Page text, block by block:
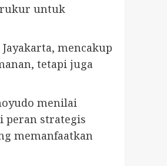
untuk
mencakup
tetapi juga
menilai
peran strategis
memanfaatkan